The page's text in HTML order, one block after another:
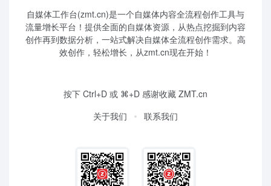
自媒体工作台(zmt.cn)是一个自媒体内容全流程创作工具与
流量增长平台！提供全面的自媒体资源，从热点挖掘到内容
创作再到数据分析，一站式解决自媒体全流程创作需求。高
效创作，轻松增长，从zmt.cn现在开始！
按下 Ctrl+D 或 ⌘+D 感谢收藏 ZMT.cn
关于我们
联系我们